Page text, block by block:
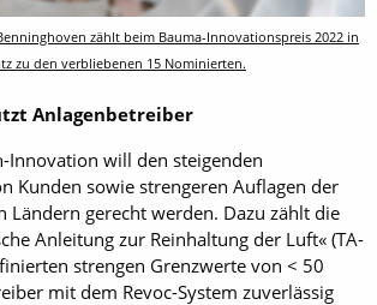
zählt beim Bauma-Innovationspreis 2022 in
zu den verbliebenen 15 Nominierten.
Anlagenbetreiber
Innovation will den steigenden
Kunden sowie strengeren Auflagen der
Ländern gerecht werden. Dazu zählt die
Anleitung zur Reinhaltung der Luft« (TA-
strengen Grenzwerte von < 50
mit dem Revoc-System zuverlässig